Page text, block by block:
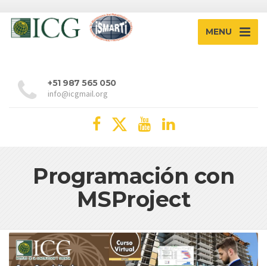
MENU
+51 987 565 050
info@icgmail.org
Programación con
MSProject